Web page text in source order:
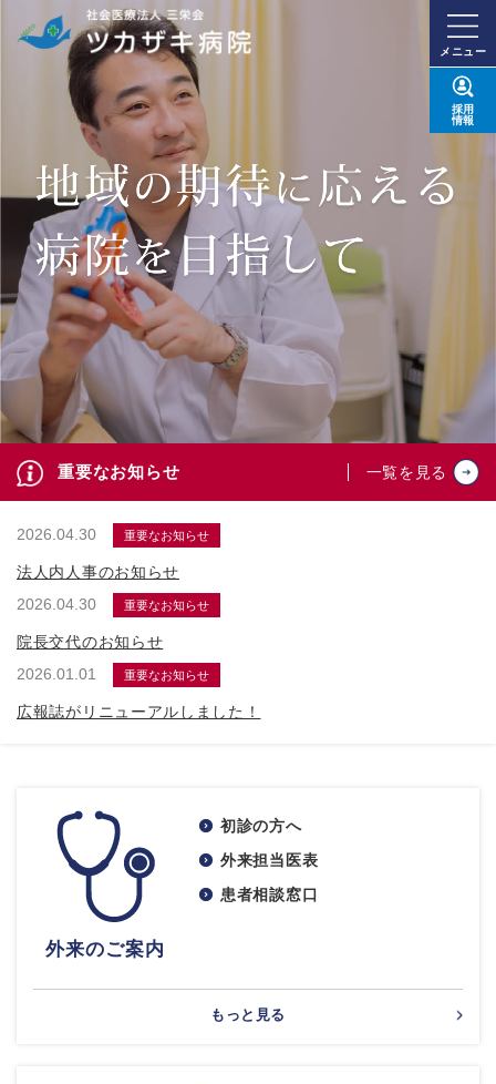
メニュー
採用
情報
重要なお知らせ 一覧を見る
2026.04.30 重要なお知らせ
法人内人事のお知らせ
2026.04.30
重要なお知らせ
院長交代のお知らせ
2026.01.01
重要なお知らせ
広報誌がリニューアルしました！
外来のご案内
初診の方へ
外来担当医表
患者相談窓口
もっと見る